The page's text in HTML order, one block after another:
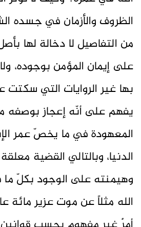
الظروف والأزمان في جسده
من التفاصيل لا دخالة لها
على إيمان المؤمن بوجوده،
بها غير الروايات التي سكتت
يفهم على أنّه إعجاز بوصفه
المعهودة في ما يخصّ عمر
الدنيا، وبالتالي القضية
وهيمنته على الوجود بكلّ ما
الله مثلاً عن موت عزير مائة